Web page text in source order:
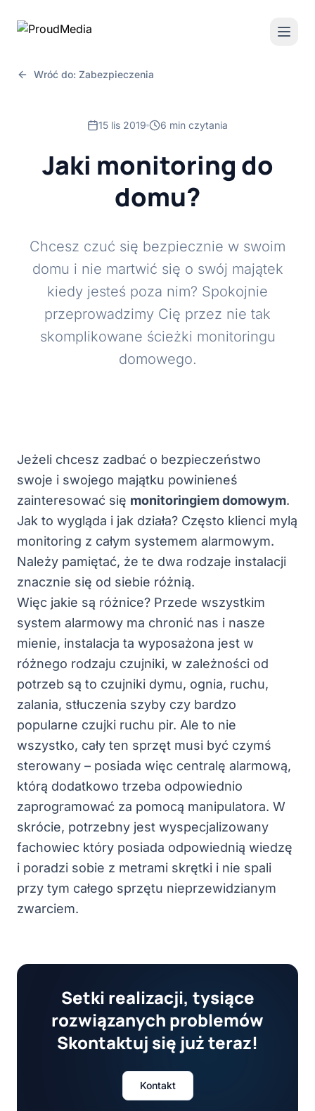
Wróć do: Zabezpieczenia
15 lis 2019 6 min czytania
Jaki monitoring do
domu?
Chcesz czuć się bezpiecznie w swoim
domu i nie martwić się o swój majątek
kiedy jesteś poza nim? Spokojnie
przeprowadzimy Cię przez nie tak
skomplikowane ścieżki monitoringu
domowego.
Jeżeli chcesz zadbać o bezpieczeństwo
swoje i swojego majątku powinieneś
zainteresować się monitoringiem domowym.
Jak to wygląda i jak działa? Często klienci mylą
monitoring z całym systemem alarmowym.
Należy pamiętać, że te dwa rodzaje instalacji
znacznie się od siebie różnią.
Więc jakie są różnice? Przede wszystkim
system alarmowy ma chronić nas i nasze
mienie, instalacja ta wyposażona jest w
różnego rodzaju czujniki, w zależności od
potrzeb są to czujniki dymu, ognia, ruchu,
zalania, stłuczenia szyby czy bardzo
popularne czujki ruchu pir. Ale to nie
wszystko, cały ten sprzęt musi być czymś
sterowany – posiada więc centralę alarmową,
którą dodatkowo trzeba odpowiednio
zaprogramować za pomocą manipulatora. W
skrócie, potrzebny jest wyspecjalizowany
fachowiec który posiada odpowiednią wiedzę
i poradzi sobie z metrami skrętki i nie spali
przy tym całego sprzętu nieprzewidzianym
zwarciem.
Setki realizacji, tysiące
rozwiązanych problemów
Skontaktuj się już teraz!
Kontakt